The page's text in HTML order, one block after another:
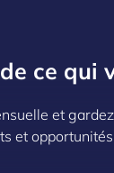
ce qui
et
et